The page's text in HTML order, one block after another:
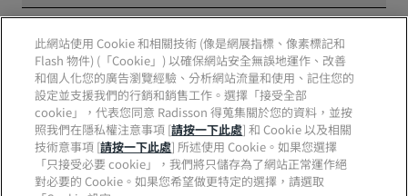
健康與安全
工作機會 EHL
The Club by RHG
業務開發
責任企業
採購
麗賞會條款和條件
網站使用協定
數位協助工具
現代奴役制聲明書
聯絡
常見問題解答
網站地圖
社群媒體
Radisson Hotels 品牌
此網站使用 Cookie 和相關技術 (像是網展指標、像素標記和
Flash 物件) (「Cookie」) 以確保網站安全無誤地運作、改善
和個人化您的廣告瀏覽經驗、分析網站流量和使用、記住您的
設定並支援我們的行銷和銷售工作。選擇「接受全部
cookie」，代表您同意 Radisson 得蒐集關於您的資料，並按
照我們在隱私權注意事項 [請按一下此處] 和 Cookie 以及相關
技術意事項 [請按一下此處] 所述使用 Cookie。如果您選擇
「只接受必要 cookie」，我們將只儲存為了網站正常運作絕
對必要的 Cookie。如果您希望做更特定的選擇，請選取